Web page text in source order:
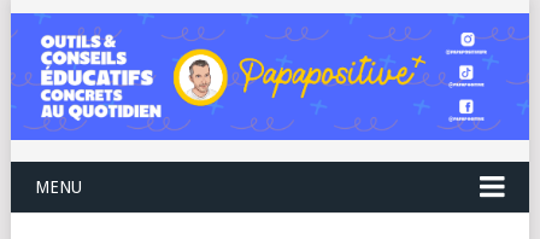
MENU